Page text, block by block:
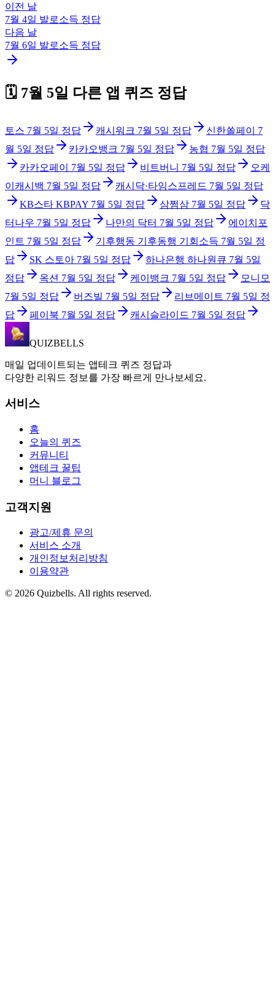
이전 날
7월 4일 발로소득 정답
다음 날
7월 6일 발로소득 정답
🗓️ 7월 5일 다른 앱 퀴즈 정답
토스 7월 5일 정답 캐시워크 7월 5일 정답 신한쏠페이
7
월 5일 정답 카카오뱅크 7월 5일 정답 농협 7월 5일 정답
카카오페이
7월 5일 정답 비트버니 7월 5일 정답
오케
이캐시백 7월 5일 정답 캐시닥·타임스프레드 7월 5일 정답
KB스타 KBPAY 7월 5일 정답 삼쩜삼 7월 5일 정답
닥
터나우 7월 5일 정답 나만의 닥터 7월 5일 정답
에이치포
인트 7월 5일 정답 기후행동 기후동행 기회소득 7월 5일 정
답
SK 스토아 7월 5일 정답 하나은행 하나원큐 7월 5일
정답
옥션 7월 5일 정답 케이뱅크 7월 5일 정답
모니모
7월 5일 정답 버즈빌 7월 5일 정답 리브메이트 7월 5일 정
답
페이북 7월 5일 정답 캐시슬라이드 7월 5일 정답
QUIZBELLS
매일 업데이트되는 앱테크 퀴즈 정답과
다양한 리워드 정보를 가장 빠르게 만나보세요.
서비스
홈
오늘의 퀴즈
커뮤니티
앱테크 꿀팁
머니 블로그
고객지원
광고/제휴 문의
서비스 소개
개인정보처리방침
이용약관
© 2026 Quizbells. All rights reserved.